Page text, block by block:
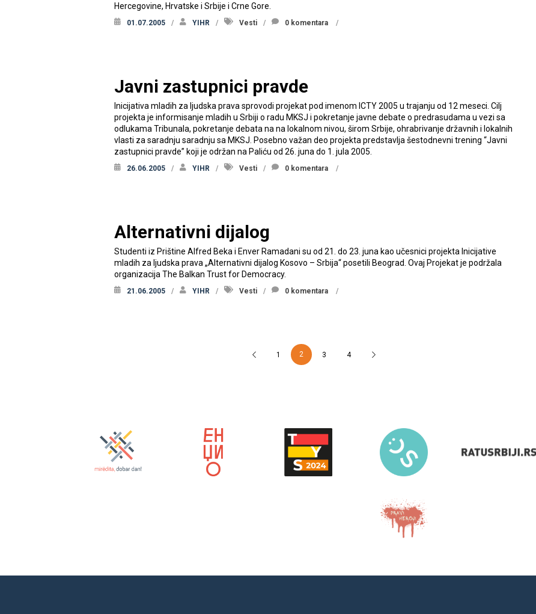
Hercegovine, Hrvatske i Srbije i Crne Gore.
01.07.2005 YIHR Vesti 0 komentara
Javni zastupnici pravde
Inicijativa mladih za ljudska prava sprovodi projekat pod imenom ICTY 2005 u trajanju od 12 meseci. Cilj
projekta je informisanje mladih u Srbiji o radu MKSJ i pokretanje javne debate o predrasudama u vezi sa
odlukama Tribunala, pokretanje debata na na lokalnom nivou, širom Srbije, ohrabrivanje državnih i lokalnih
vlasti za saradnju saradnju sa MKSJ. Posebno važan deo projekta predstavlja šestodnevni trening “Javni
zastupnici pravde” koji je održan na Paliću od 26. juna do 1. jula 2005.
26.06.2005 YIHR Vesti 0 komentara
Alternativni dijalog
Studenti iz Prištine Alfred Beka i Enver Ramadani su od 21. do 23. juna kao učesnici projekta Inicijative
mladih za ljudska prava „Alternativni dijalog Kosovo – Srbija“ posetili Beograd. Ovaj Projekat je podržala
organizacija The Balkan Trust for Democracy.
21.06.2005 YIHR Vesti 0 komentara
1 2 3 4